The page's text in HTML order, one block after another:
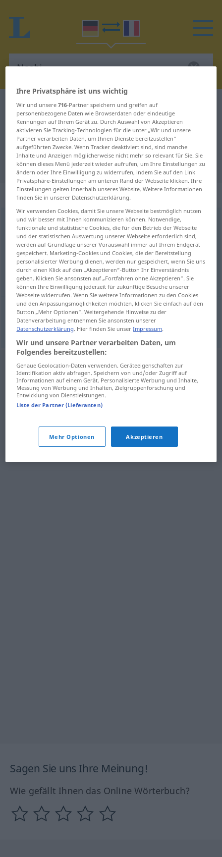
Deutsch-Französisch Wörterbuch Nashi
Deutsch-Französisch Übersetzung
für "Nashi"
"Nashi" Französisch Übersetzung
„Nashi“: Femininum
Nashi [ˈnaʃi]f <Nashi; Nashis>'Nashibirnef
Übersicht aller Übersetzungen
(Für mehr Details die Übersetzung anklicken/antippen)
nashi nachi
nashiounachim Nashi
Sagen Sie uns Ihre Meinung!
Wie gefällt Ihnen das Online Wörterbuch?
Ihre Privatsphäre ist uns wichtig
Wir und unsere716-Partner speichern und greifen auf
personenbezogene Daten wie Browserdaten oder eindeutige
Kennungen auf Ihrem Gerät zu. Durch Auswahl von Akzeptieren
aktivieren Sie Tracking-Technologien für die unter „Wir und unsere
Partner verarbeiten Daten, um Ihnen Dienste bereitzustellen“
aufgeführten Zwecke. Wenn Tracker deaktiviert sind, sind manche
Inhalte und Anzeigen möglicherweise nicht mehr so relevant für Sie. Sie
können dieses Menü jederzeit wieder aufrufen, um Ihre Einstellungen zu
ändern oder Ihre Einwilligung zu widerrufen, indem Sie auf den Link
Privatsphäre-Einstellungen am unteren Rand der Webseite klicken. Ihre
Einstellungen gelten innerhalb unseres Website. Weitere Informationen
finden Sie in unserer Datenschutzerklärung.
Wir verwenden Cookies, damit Sie unsere Webseite bestmöglich nutzen
und wir besser mit Ihnen kommunizieren können. Notwendige,
funktionale und statistische Cookies, die für den Betrieb der Webseite
und der statistischen Auswertung unserer Webseite erforderlich sind,
werden auf Grundlage unserer Vorauswahl immer auf Ihrem Endgerät
gespeichert. Marketing-Cookies und Cookies, die der Bereitstellung
personalisierter Werbung dienen, werden nur gespeichert, wenn Sie uns
durch einen Klick auf den „Akzeptieren“-Button Ihr Einverständnis
geben. Klicken Sie ansonsten auf „Fortfahren ohne Akzeptieren“. Sie
können Ihre Einwilligung jederzeit für zukünftige Besuche unserer
Webseite widerrufen. Wenn Sie weitere Informationen zu den Cookies
und den Anpassungsmöglichkeiten möchten, klicken Sie einfach auf den
Button „Mehr Optionen“. Weitergehende Hinweise zu der
Datenverarbeitung entnehmen Sie ansonsten unserer
Datenschutzerklärung. Hier finden Sie unserImpressum.
Wir und unsere Partner verarbeiten Daten, um
Folgendes bereitzustellen:
Genaue Geolocation-Daten verwenden. Geräteeigenschaften zur
Identifikation aktiv abfragen. Speichern von und/oder Zugriff auf
Informationen auf einem Gerät. Personalisierte Werbung und Inhalte,
Messung von Werbung und Inhalten, Zielgruppenforschung und
Entwicklung von Dienstleistungen.
Liste der Partner (Lieferanten)
Mehr Optionen Akzeptieren